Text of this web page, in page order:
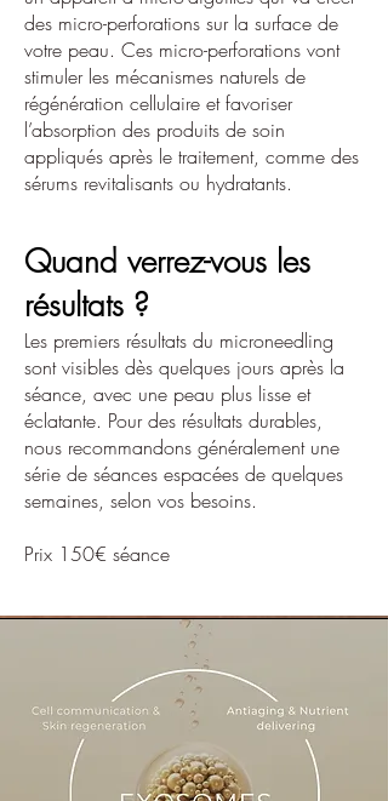
des micro-perforations sur la surface de
votre peau. Ces micro-perforations vont
stimuler les mécanismes naturels de
régénération cellulaire et favoriser
l’absorption des produits de soin
appliqués après le traitement, comme des
sérums revitalisants ou hydratants.
Quand verrez-vous les
résultats ?
Les premiers résultats du microneedling
sont visibles dès quelques jours après la
séance, avec une peau plus lisse et
éclatante. Pour des résultats durables,
nous recommandons généralement une
série de séances espacées de quelques
semaines, selon vos besoins.
Prix 150€ séance